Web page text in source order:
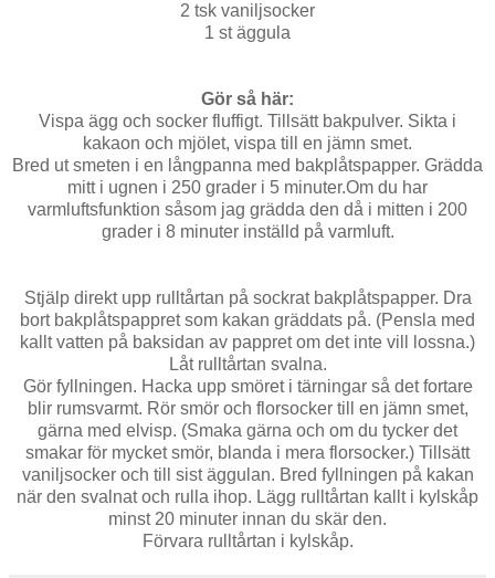
2 tsk vaniljsocker
1 st äggula
Gör så här:
Vispa ägg och socker fluffigt. Tillsätt bakpulver. Sikta i
kakaon och mjölet, vispa till en jämn smet.
Bred ut smeten i en långpanna med bakplåtspapper. Grädda
mitt i ugnen i 250 grader i 5 minuter.Om du har
varmluftsfunktion såsom jag grädda den då i mitten i 200
grader i 8 minuter inställd på varmluft.
Stjälp direkt upp rulltårtan på sockrat bakplåtspapper. Dra
bort bakplåtspappret som kakan gräddats på. (Pensla med
kallt vatten på baksidan av pappret om det inte vill lossna.)
Låt rulltårtan svalna.
Gör fyllningen. Hacka upp smöret i tärningar så det fortare
blir rumsvarmt. Rör smör och florsocker till en jämn smet,
gärna med elvisp. (Smaka gärna och om du tycker det
smakar för mycket smör, blanda i mera florsocker.) Tillsätt
vaniljsocker och till sist äggulan. Bred fyllningen på kakan
när den svalnat och rulla ihop. Lägg rulltårtan kallt i kylskåp
minst 20 minuter innan du skär den.
Förvara rulltårtan i kylskåp.